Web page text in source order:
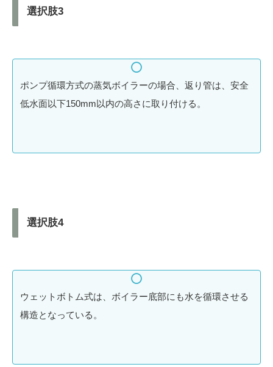
選択肢3
ポンプ循環方式の蒸気ボイラーの場合、返り管は、安全
低水面以下150mm以内の高さに取り付ける。
選択肢4
ウェットボトム式は、ボイラー底部にも水を循環させる
構造となっている。